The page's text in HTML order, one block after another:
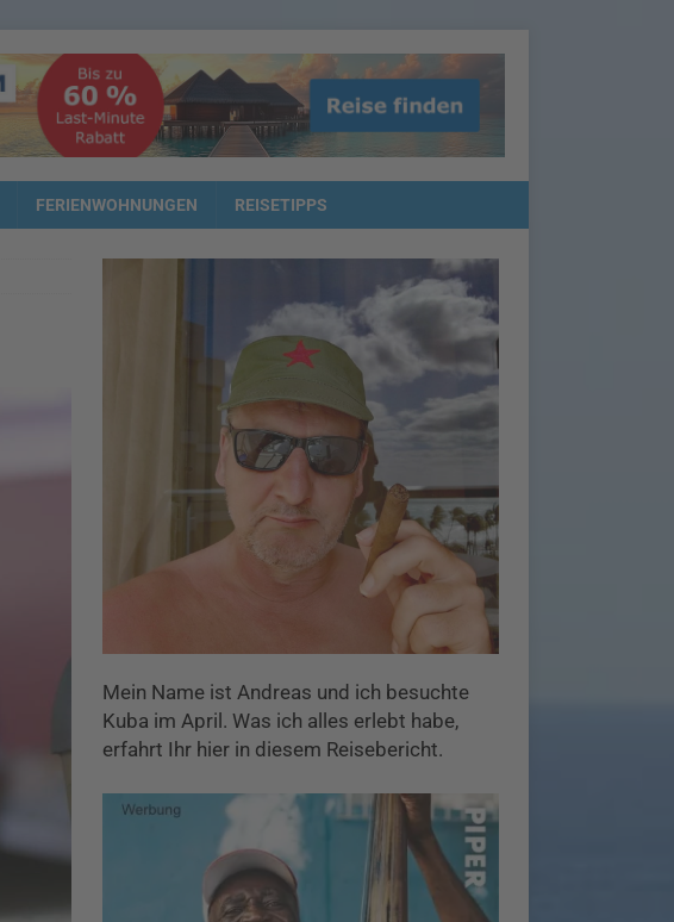
FERIENWOHNUNGEN REISETIPPS
Mein Name ist Andreas und ich besuchte
Kuba im April. Was ich alles erlebt habe,
erfahrt Ihr hier in diesem Reisebericht.